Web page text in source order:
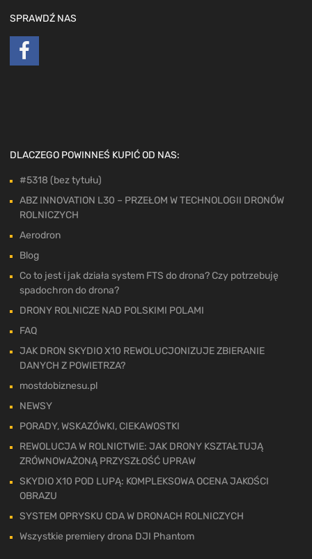
SPRAWDŹ NAS
DLACZEGO POWINNEŚ KUPIĆ OD NAS:
#5318 (bez tytułu)
ABZ INNOVATION L30 – PRZEŁOM W TECHNOLOGII DRONÓW
ROLNICZYCH
Aerodron
Blog
Co to jest i jak działa system FTS do drona? Czy potrzebuję
spadochron do drona?
DRONY ROLNICZE NAD POLSKIMI POLAMI
FAQ
JAK DRON SKYDIO X10 REWOLUCJONIZUJE ZBIERANIE
DANYCH Z POWIETRZA?
mostdobiznesu.pl
NEWSY
PORADY, WSKAZÓWKI, CIEKAWOSTKI
REWOLUCJA W ROLNICTWIE: JAK DRONY KSZTAŁTUJĄ
ZRÓWNOWAŻONĄ PRZYSZŁOŚĆ UPRAW
SKYDIO X10 POD LUPĄ: KOMPLEKSOWA OCENA JAKOŚCI
OBRAZU
SYSTEM OPRYSKU CDA W DRONACH ROLNICZYCH
Wszystkie premiery drona DJI Phantom